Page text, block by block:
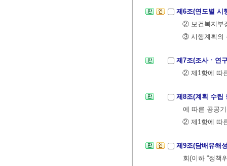
제6조(연도별 시
② 보건복지부
③ 시행계획의
제7조(조사ㆍ연
② 제1항에 따
제8조(계획 수립
에 따른 공공
② 제1항에 따
제9조(담배유해
회(이하 “정책